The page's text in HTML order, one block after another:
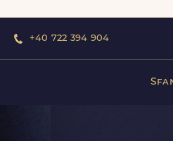
+40 722 394 904